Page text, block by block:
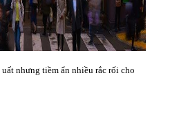
nhưng tiềm ẩn nhiều rắc rối cho